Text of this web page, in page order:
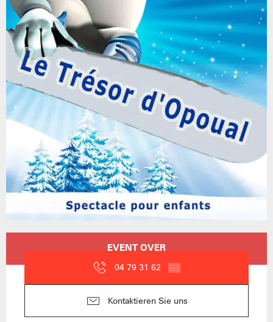
Öffnungszeiten & Kontaktdaten
EVENT OVER
04 79 31 62 ▒▒
Kontaktieren Sie uns